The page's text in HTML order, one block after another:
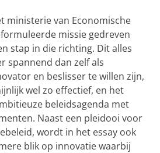
ministerie van Economische
missie gedreven
stap in die richting. Dit alles
spannend dan zelf als
en beslisser te willen zijn,
wel zo effectief, en het
beleidsagenda met
Naast een pleidooi voor
wordt in het essay ook
blik op innovatie waarbij